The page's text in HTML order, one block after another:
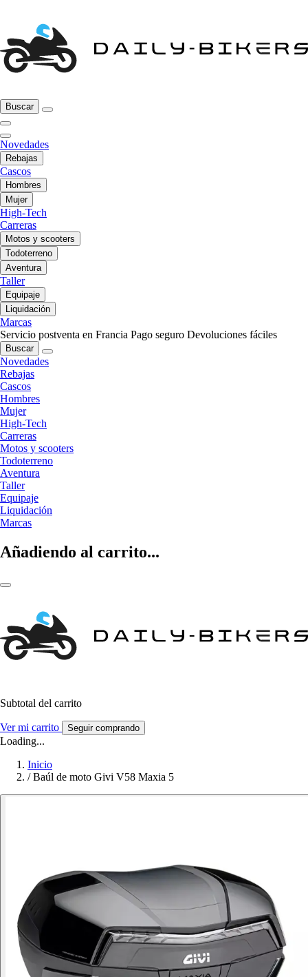
Buscar
Novedades
Rebajas
Cascos
Hombres
Mujer
High-Tech
Carreras
Motos y scooters
Todoterreno
Aventura
Taller
Equipaje
Liquidación
Marcas
Servicio postventa en Francia Pago seguro Devoluciones fáciles
Buscar
Novedades
Rebajas
Cascos
Hombres
Mujer
High-Tech
Carreras
Motos y scooters
Todoterreno
Aventura
Taller
Equipaje
Liquidación
Marcas
Añadiendo al carrito...
Subtotal del carrito
Ver mi carrito Seguir comprando
Loading...
Inicio
/ Baúl de moto Givi V58 Maxia 5